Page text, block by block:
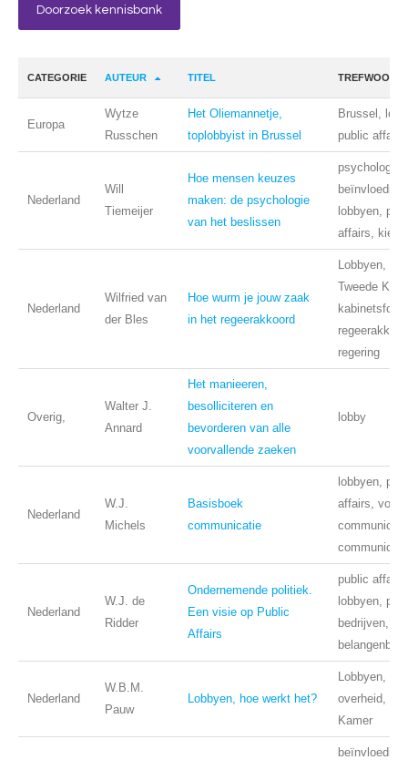
Doorzoek kennisbank
CATEGORIE AUTEUR TITEL
Europa
Wytze
Russchen
Het Oliemannetje,
toplobbyist in Brussel
Brussel,
public affairs
Nederland
Will
Tiemeijer
Hoe mensen keuzes
maken: de psychologie
van het beslissen
psychologie,
beïnvloeding,
lobbyen,
affairs,
Nederland
Wilfried van
der Bles
Hoe wurm je jouw zaak
in het regeerakkoord
Lobbyen,
Tweede
regering
Overig,
Walter J.
Annard
Het manieeren,
besolliciteren en
bevorderen van alle
voorvallende zaeken
lobby
Nederland
W.J.
Michels
Basisboek
communicatie
lobbyen,
affairs,
Nederland
W.J. de
Ridder
Ondernemende politiek.
Een visie op Public
Affairs
public affairs,
lobbyen,
bedrijven,
Nederland
W.B.M.
Pauw
Lobbyen, hoe werkt het?
Lobbyen,
overheid,
Kamer